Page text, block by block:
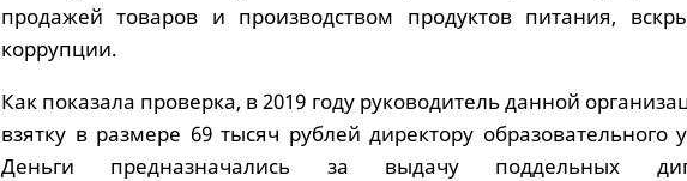
продажей товаров и производством продуктов питания,
коррупции.
Как показала проверка, в 2019 году руководитель данной
взятку в размере 69 тысяч рублей директору образовательного
Деньги предназначались за выдачу поддельных